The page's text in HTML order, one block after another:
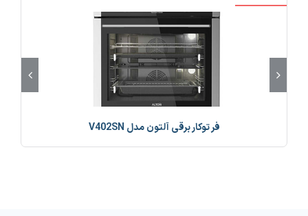
فر توکار برقی آلتون مدل V402SN